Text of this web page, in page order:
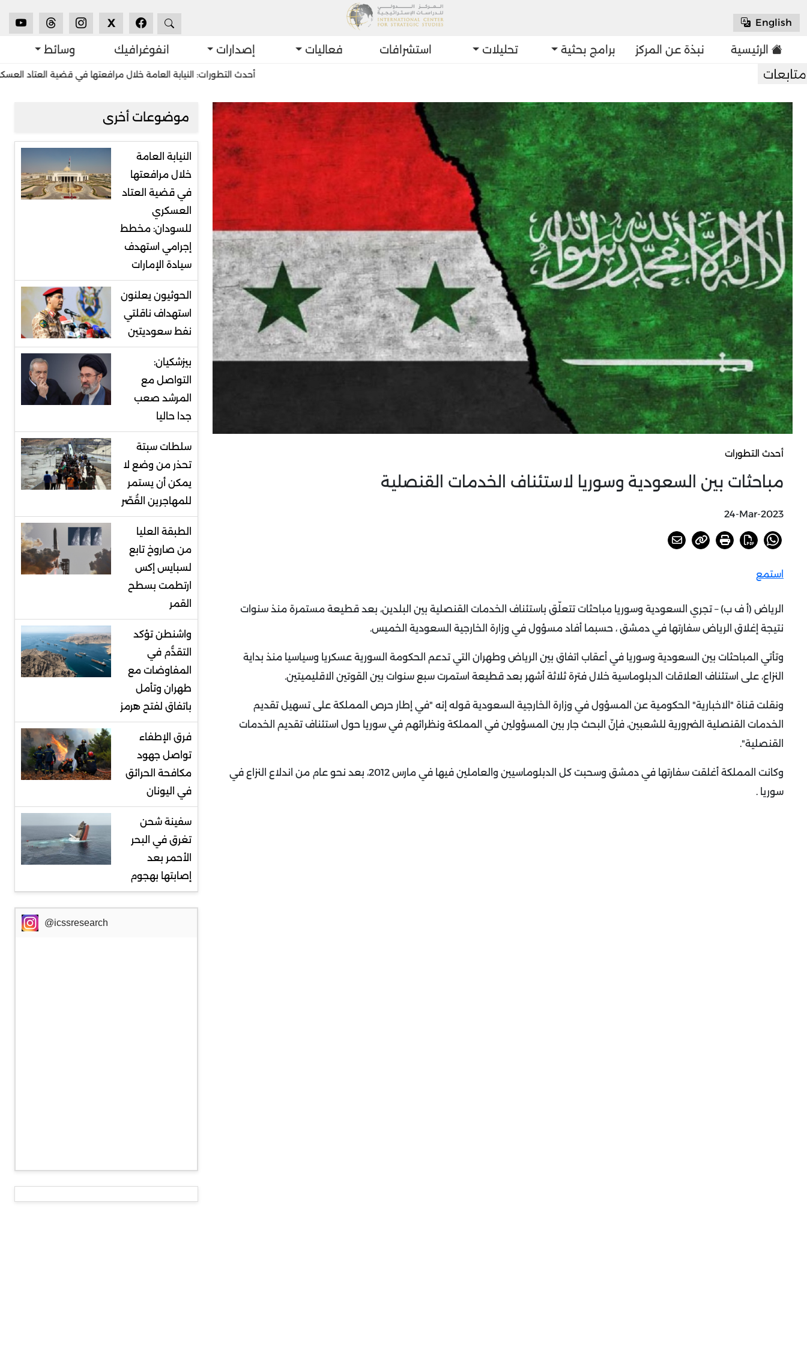
English
X
الرئيسية نبذة عن المركز برامج بحثية تحليلات استشرافات فعاليات إصدارات انفوغرافيك وسائط
أحدث التطورات: النيابة العامة خلال مرافعتها في قضية العتاد العسكري
أحدث التطورات
مباحثات بين السعودية وسوريا لاستئناف الخدمات القنصلية
24-Mar-2023
استمع
الرياض (أ ف ب) – تجري السعودية وسوريا مباحثات تتعلّق باستئناف الخدمات القنصلية بين البلدين، بعد قطيعة مستمرة منذ سنوات
نتيجة إغلاق الرياض سفارتها في دمشق ، حسبما أفاد مسؤول في وزارة الخارجية السعودية الخميس.
وتأتي المباحثات بين السعودية وسوريا في أعقاب اتفاق بين الرياض وطهران التي تدعم الحكومة السورية عسكريا وسياسيا منذ بداية
النزاع، على استئناف العلاقات الدبلوماسية خلال فترة ثلاثة أشهر بعد قطيعة استمرت سبع سنوات بين القوتين الاقليميتين.
ونقلت قناة "الاخبارية" الحكومية عن المسؤول في وزارة الخارجية السعودية قوله إنه "في إطار حرص المملكة على تسهيل تقديم
الخدمات القنصلية الضرورية للشعبين، فإنّ البحث جار بين المسؤولين في المملكة ونظرائهم في سوريا حول استئناف تقديم الخدمات
القنصلية".
وكانت المملكة أغلقت سفارتها في دمشق وسحبت كل الدبلوماسيين والعاملين فيها في مارس 2012، بعد نحو عام من اندلاع النزاع في
سوريا .
موضوعات أخرى
النيابة العامة
خلال مرافعتها
في قضية العتاد
العسكري
للسودان: مخطط
إجرامي استهدف
سيادة الإمارات
الحوثيون يعلنون
استهداف ناقلتي
نفط سعوديتين
بيزشكيان:
التواصل مع
المرشد صعب
جدا حاليا
سلطات سبتة
تحذر من وضع لا
يمكن أن يستمر
للمهاجرين القُصّر
الطبقة العليا
من صاروخ تابع
لسبايس إكس
ارتطمت بسطح
القمر
واشنطن تؤكد
التقدُّم في
المفاوضات مع
طهران وتأمل
باتفاق لفتح هرمز
فرق الإطفاء
تواصل جهود
مكافحة الحرائق
في اليونان
سفينة شحن
تغرق في البحر
الأحمر بعد
إصابتها بهجوم
@icssresearch